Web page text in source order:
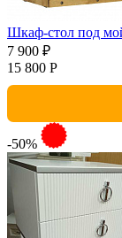
Шкаф-стол под
7 900 ₽
15 800 Р
-50%